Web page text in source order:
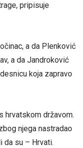
pripisuje
a da Plenković
a da Jandroković
koja zapravo
hrvatskom državom.
njega nastradao
da su – Hrvati.